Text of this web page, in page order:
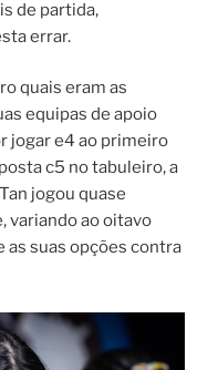
de partida,
errar.
quais eram as
equipas de apoio
jogar e4 ao primeiro
c5 no tabuleiro, a
jogou quase
variando ao oitavo
as suas opções contra